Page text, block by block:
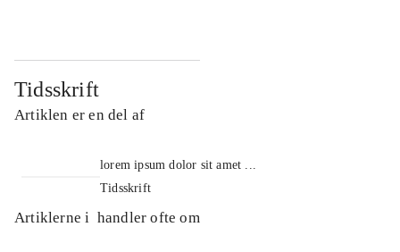
Tidsskrift
Artiklen er en del af
lorem ipsum dolor sit amet ...
Tidsskrift
Artiklerne i handler ofte om